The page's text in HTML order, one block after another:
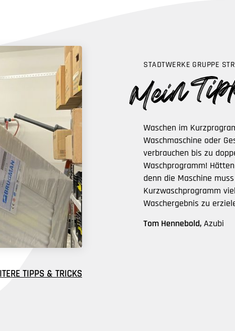
TIPPS & TRICKS
STADTWERKE GRUPPE
Waschen im
Waschmaschine oder
verbrauchen bis zu
Waschprogramm!
denn die Maschine
Kurzwaschprogramm
Waschergebnis zu
Tom Hennebold,Azubi